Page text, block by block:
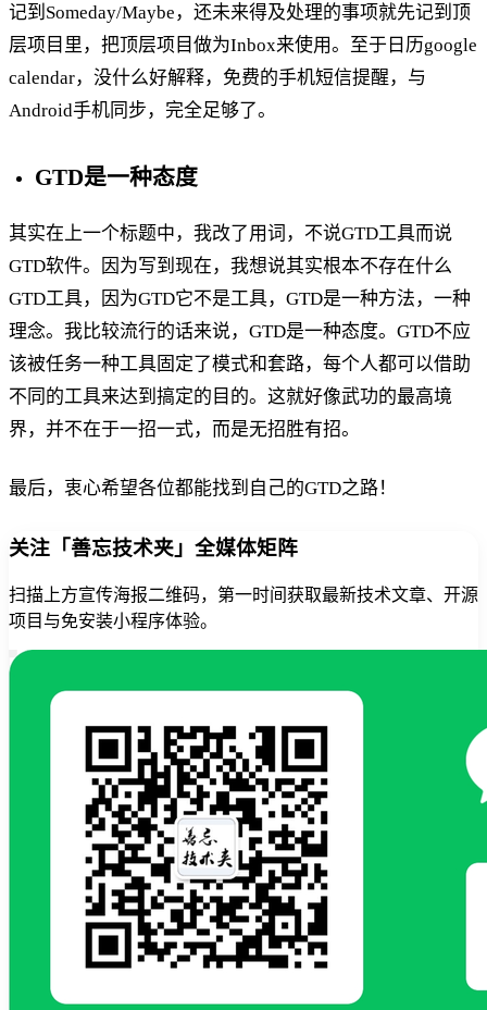
记到Someday/Maybe，还未来得及处理的事项就先记到顶
层项目里，把顶层项目做为Inbox来使用。至于日历google
calendar，没什么好解释，免费的手机短信提醒，与
Android手机同步，完全足够了。
GTD是一种态度
其实在上一个标题中，我改了用词，不说GTD工具而说
GTD软件。因为写到现在，我想说其实根本不存在什么
GTD工具，因为GTD它不是工具，GTD是一种方法，一种
理念。我比较流行的话来说，GTD是一种态度。GTD不应
该被任务一种工具固定了模式和套路，每个人都可以借助
不同的工具来达到搞定的目的。这就好像武功的最高境
界，并不在于一招一式，而是无招胜有招。
最后，衷心希望各位都能找到自己的GTD之路！
关注「善忘技术夹」全媒体矩阵
扫描上方宣传海报二维码，第一时间获取最新技术文章、开源
项目与免安装小程序体验。